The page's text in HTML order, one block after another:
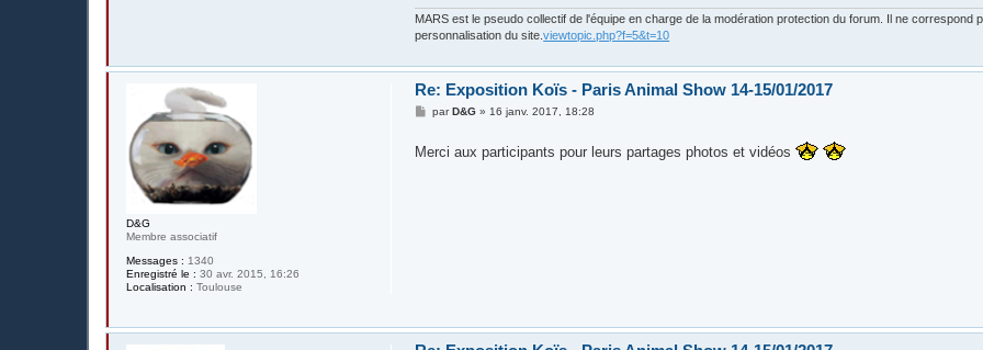
MARS est le pseudo collectif de l'équipe en charge de la modération protection du forum. Il ne
personnalisation du site.viewtopic.php?f=5&t=10
D&G
Membre associatif
Messages : 1340
Enregistré le : 30 avr. 2015, 16:26
Localisation : Toulouse
Re: Exposition Koïs - Paris Animal Show 14-15/01/2017
M
s
parD&G » 16 janv. 2017, 18:28
Merci aux participants pour leurs partages photos et vidéos